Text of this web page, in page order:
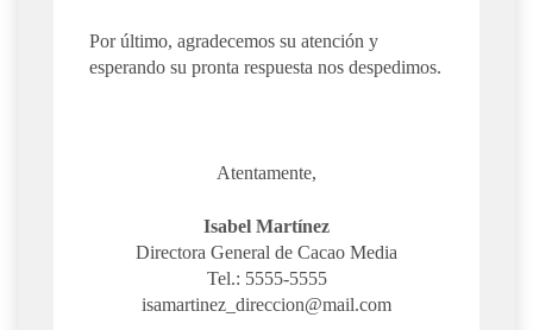
Por último, agradecemos su atención y
esperando su pronta respuesta nos despedimos.
Atentamente,
Isabel Martínez
Directora General de Cacao Media
Tel.: 5555-5555
isamartinez_direccion@mail.com